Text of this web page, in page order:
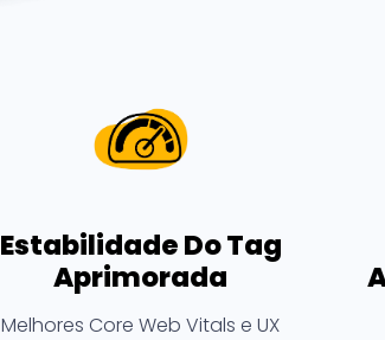
Estabilidade Do Tag
Aprimorada
Melhores Core Web Vitals e UX